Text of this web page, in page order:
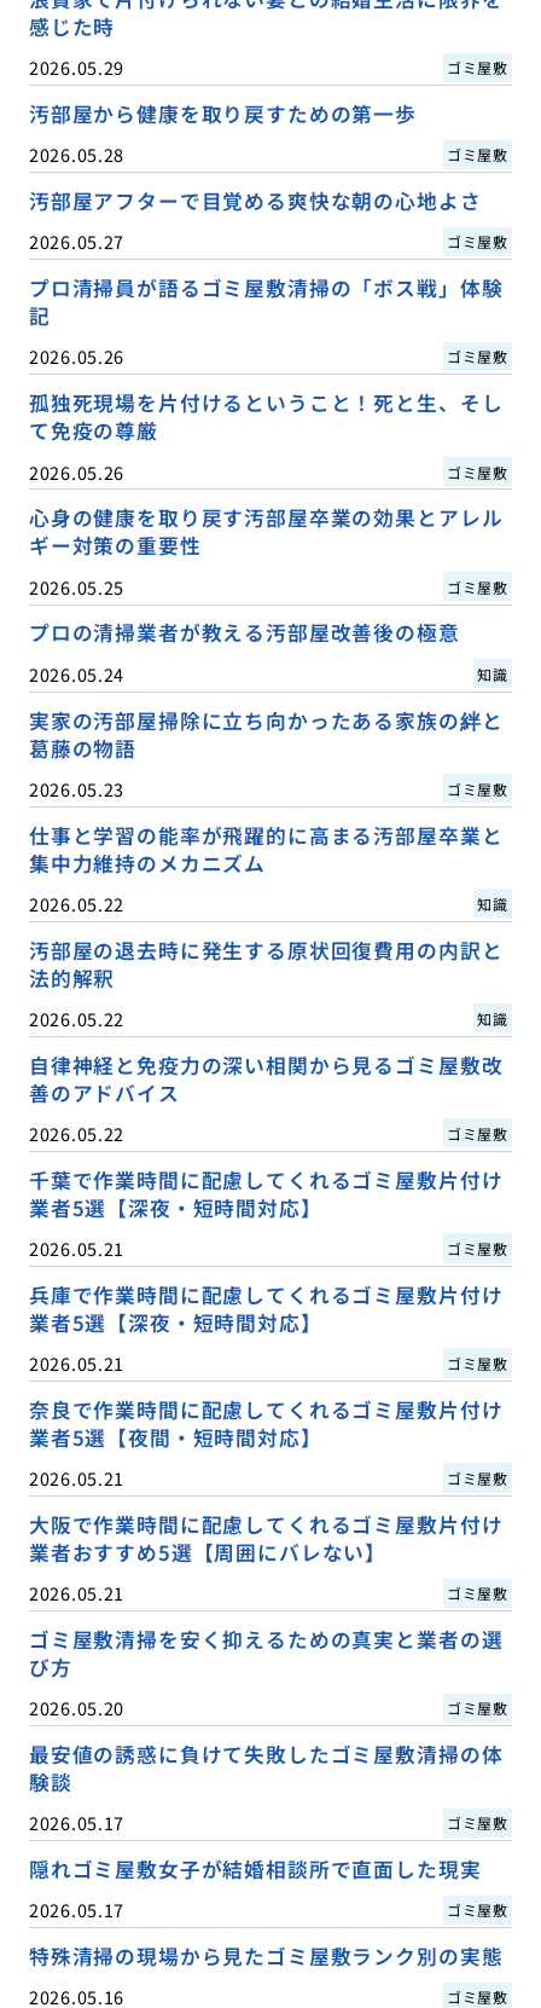
感じた時
2026.05.29 ゴミ屋敷
汚部屋から健康を取り戻すための第一歩
2026.05.28 ゴミ屋敷
汚部屋アフターで目覚める爽快な朝の心地よさ
2026.05.27 ゴミ屋敷
プロ清掃員が語るゴミ屋敷清掃の「ボス戦」体験
記
2026.05.26 ゴミ屋敷
孤独死現場を片付けるということ！死と生、そし
て免疫の尊厳
2026.05.26 ゴミ屋敷
心身の健康を取り戻す汚部屋卒業の効果とアレル
ギー対策の重要性
2026.05.25 ゴミ屋敷
プロの清掃業者が教える汚部屋改善後の極意
2026.05.24 知識
実家の汚部屋掃除に立ち向かったある家族の絆と
葛藤の物語
2026.05.23 ゴミ屋敷
仕事と学習の能率が飛躍的に高まる汚部屋卒業と
集中力維持のメカニズム
2026.05.22 知識
汚部屋の退去時に発生する原状回復費用の内訳と
法的解釈
2026.05.22 知識
自律神経と免疫力の深い相関から見るゴミ屋敷改
善のアドバイス
2026.05.22 ゴミ屋敷
千葉で作業時間に配慮してくれるゴミ屋敷片付け
業者5選【深夜・短時間対応】
2026.05.21 ゴミ屋敷
兵庫で作業時間に配慮してくれるゴミ屋敷片付け
業者5選【深夜・短時間対応】
2026.05.21 ゴミ屋敷
奈良で作業時間に配慮してくれるゴミ屋敷片付け
業者5選【夜間・短時間対応】
2026.05.21 ゴミ屋敷
大阪で作業時間に配慮してくれるゴミ屋敷片付け
業者おすすめ5選【周囲にバレない】
2026.05.21 ゴミ屋敷
ゴミ屋敷清掃を安く抑えるための真実と業者の選
び方
2026.05.20 ゴミ屋敷
最安値の誘惑に負けて失敗したゴミ屋敷清掃の体
験談
2026.05.17 ゴミ屋敷
隠れゴミ屋敷女子が結婚相談所で直面した現実
2026.05.17 ゴミ屋敷
特殊清掃の現場から見たゴミ屋敷ランク別の実態
2026.05.16 ゴミ屋敷